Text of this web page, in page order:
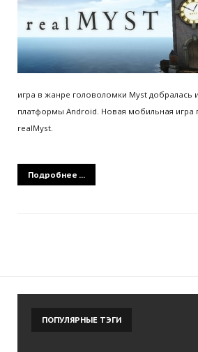
игра в жанре головоломки Myst добралась
платформы Android. Новая мобильная игра
realMyst.
Подробнее ...
ПОПУЛЯРНЫЕ ТЭГИ